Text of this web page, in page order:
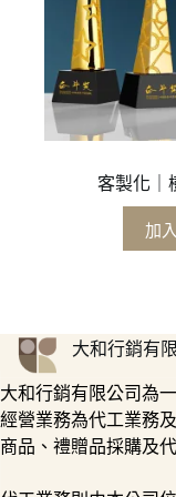
客製化｜
加
大和行銷有
大和行銷有限公司為
經營業務為代工業務
商品、禮贈品採購及